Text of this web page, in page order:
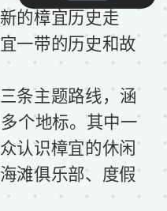
的樟宜历史走
一带的历史和故
条主题路线，涵
个地标。其中一
认识樟宜的休闲
滩俱乐部、度假